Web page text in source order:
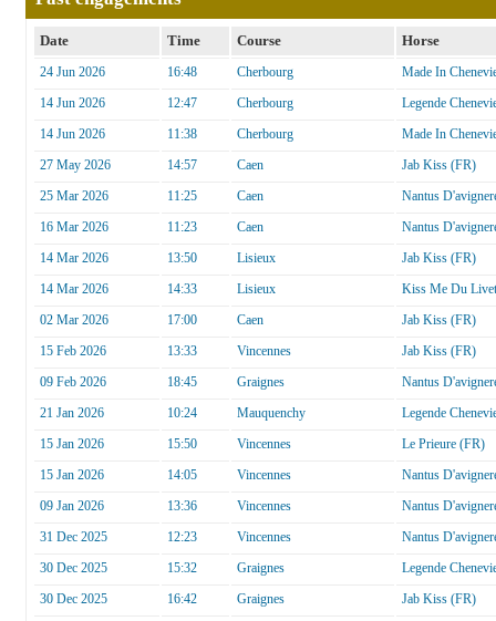
Date Time Course Horse
24 Jun 2026 16:48 Cherbourg
Made In
14 Jun 2026
12:47 Cherbourg
Legende
14 Jun 2026
11:38 Cherbourg
Made In
27 May 2026
14:57 Caen
Jab Kiss (FR)
25 Mar 2026
11:25 Caen
Nantus
16 Mar 2026
11:23 Caen
Nantus
14 Mar 2026
13:50 Lisieux
Jab Kiss (FR)
14 Mar 2026
14:33 Lisieux
Kiss Me Du
02 Mar 2026
17:00 Caen
Jab Kiss (FR)
15 Feb 2026
13:33 Vincennes
Jab Kiss (FR)
09 Feb 2026
18:45 Graignes
Nantus
21 Jan 2026
10:24 Mauquenchy
Legende
15 Jan 2026
15:50 Vincennes
Le Prieure (FR)
15 Jan 2026
14:05 Vincennes
Nantus
09 Jan 2026
13:36 Vincennes
Nantus
31 Dec 2025
12:23 Vincennes
Nantus
30 Dec 2025
15:32 Graignes
Legende
30 Dec 2025
16:42 Graignes
Jab Kiss (FR)